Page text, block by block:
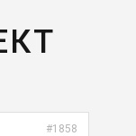
#1858